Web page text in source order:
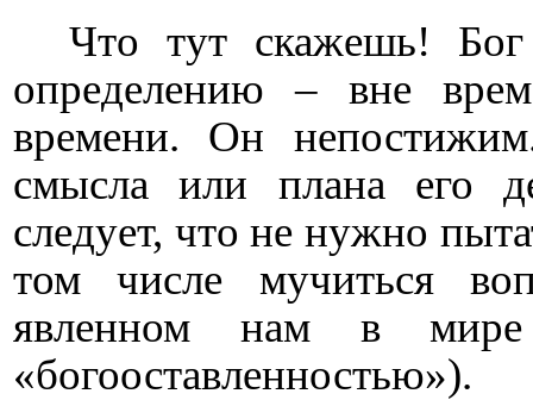
Что тут скажешь!
определению – вне
времени. Он
смысла или плана его
следует, что не нужно
том числе мучиться
явленном нам в
«богооставленностью»).